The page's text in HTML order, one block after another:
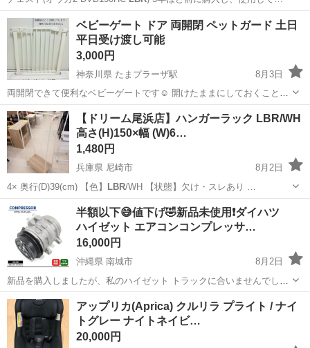
兵庫 加古川市 宝殿駅 収納家具 ハイチェスト
ベビーゲート ドア 両開閉 ペットガード 土日
平日受け渡し可能
3,000円
神奈川県 たまプラーザ駅
8月3日
両開閉できて便利なベビーゲートです☺︎ 開けたままにしておくことも
でき、段差もなく使いやすかったです！ 短期間しか使用していないの
できれいですが、あくまでも中古品にご理解ください☺︎ 拡張フレーム
はありません。 ■サイズ...
神奈川 川崎市 たまプラーザ駅 ベビー用品 ベビーゲート
【ドリーム尾浜店】ハンガーラック LBR/WH
高さ(H)150×幅 (W)6…
1,480円
兵庫県 尼崎市
8月2日
4× 奥行(D)39(cm) 【色】
LBR
兵庫 尼崎市 家具 LBR
半額以下😅値下げ🤣新品未使用❗️ダイハツ
ハイゼット エアコンコンプレッサ…
16,000円
沖縄県 南城市
8月2日
新品を購入しましたが、私のハイゼット トラックに合いませんでした
🤣 どなたか必要な方、よろしくお願いします😊 送料込みで、3.３万
でした。😮‍💨 最終値下げです。😅 これ以下なら知人に持たせます。🤣
また、❓車種に合います...
沖縄 南城市 その他
アップリカ(Aprica) クルリラ プライト / ナイ
トグレー ナイトネイビ…
20,000円